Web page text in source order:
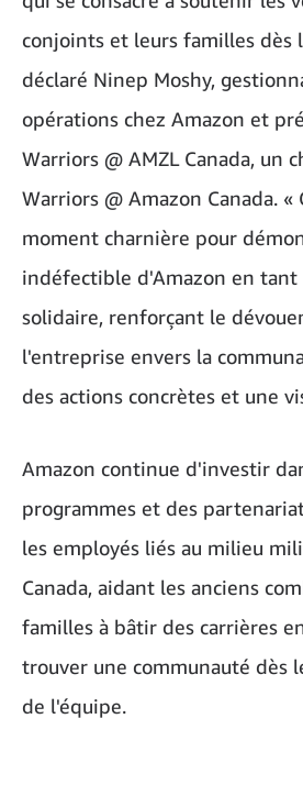
conjoints et leurs familles dès
déclaré Ninep Moshy,
opérations chez Amazon et
Warriors @ AMZL Canada, un
Warriors @ Amazon Canada. «
moment charnière pour
indéfectible d'Amazon en tant
solidaire, renforçant le
l'entreprise envers la
des actions concrètes et une
Amazon continue d'investir
programmes et des
les employés liés au milieu
Canada, aidant les anciens
familles à bâtir des carrières
trouver une communauté dès
de l'équipe.